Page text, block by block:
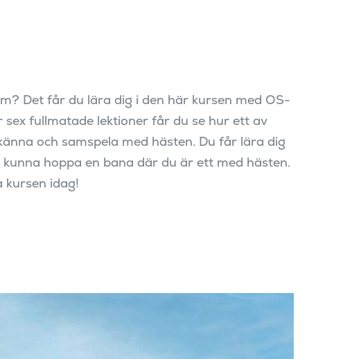
Det får du lära dig i den här kursen med OS-
fullmatade lektioner får du se hur ett av
och samspela med hästen. Du får lära dig
hoppa en bana där du är ett med hästen.
idag!